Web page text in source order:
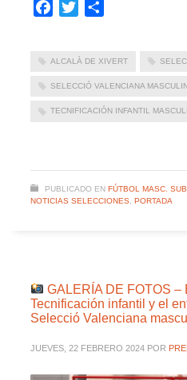
Facebook
Twitter
ALCALÀ DE XIVERT
SELECCIÓ VALENCIANA
TECNIFICACIÓN INFANTIL
PUBLICADO EN FÚTBOL MASC.
NOTICIAS SELECCIONES, PORTADA
GALERÍA DE FOTOS –
Tecnificación infantil y el
Selecció Valenciana
JUEVES, 22 FEBRERO 2024 POR